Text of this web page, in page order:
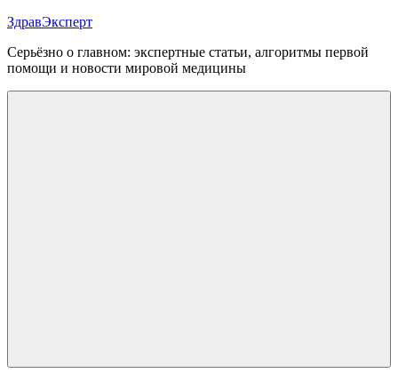
Перейти
содержимому
ЗдравЭксперт
Серьёзно о главном: экспертные статьи, алгоритмы первой
помощи и новости мировой медицины